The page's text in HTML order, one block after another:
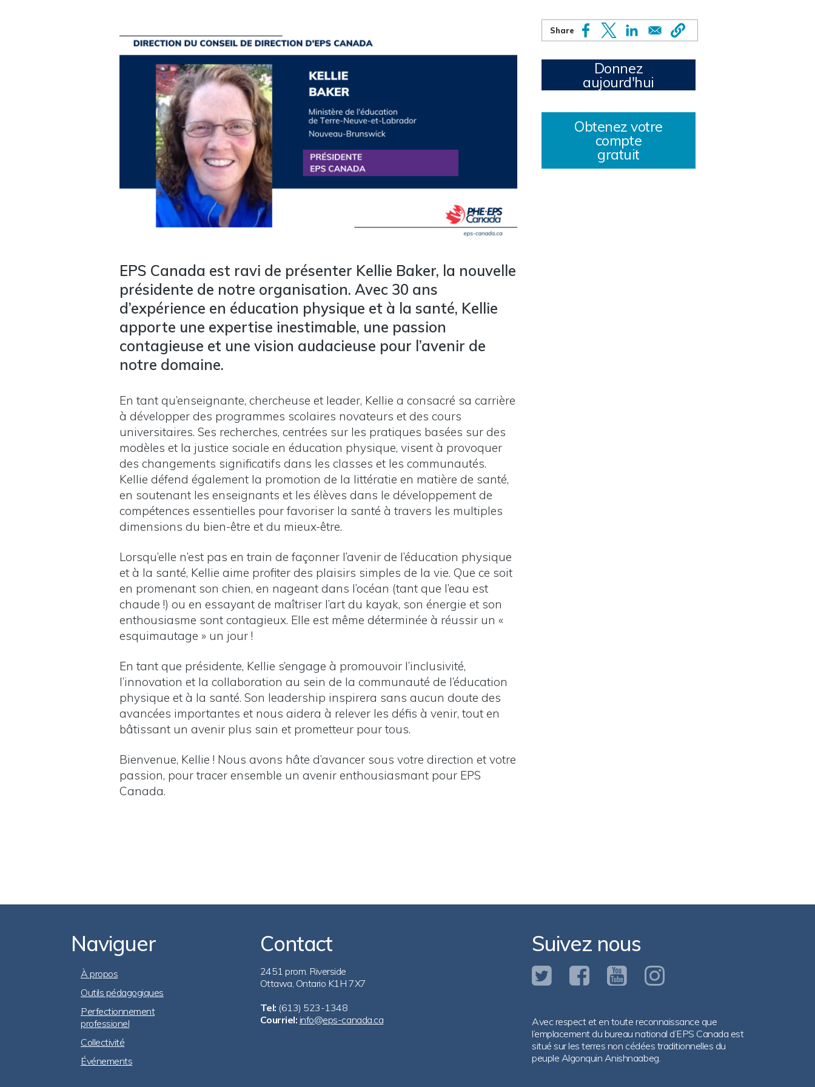
EPS Canada est ravi de présenter Kellie Baker, la nouvelle
présidente de notre organisation. Avec 30 ans
d’expérience en éducation physique et à la santé, Kellie
apporte une expertise inestimable, une passion
contagieuse et une vision audacieuse pour l’avenir de
notre domaine.
En tant qu’enseignante, chercheuse et leader, Kellie a consacré sa carrière
à développer des programmes scolaires novateurs et des cours
universitaires. Ses recherches, centrées sur les pratiques basées sur des
modèles et la justice sociale en éducation physique, visent à provoquer
des changements significatifs dans les classes et les communautés.
Kellie défend également la promotion de la littératie en matière de santé,
en soutenant les enseignants et les élèves dans le développement de
compétences essentielles pour favoriser la santé à travers les multiples
dimensions du bien-être et du mieux-être.
Lorsqu’elle n’est pas en train de façonner l’avenir de l’éducation physique
et à la santé, Kellie aime profiter des plaisirs simples de la vie. Que ce soit
en promenant son chien, en nageant dans l’océan (tant que l’eau est
chaude !) ou en essayant de maîtriser l’art du kayak, son énergie et son
enthousiasme sont contagieux. Elle est même déterminée à réussir un «
esquimautage » un jour !
En tant que présidente, Kellie s’engage à promouvoir l’inclusivité,
l’innovation et la collaboration au sein de la communauté de l’éducation
physique et à la santé. Son leadership inspirera sans aucun doute des
avancées importantes et nous aidera à relever les défis à venir, tout en
bâtissant un avenir plus sain et prometteur pour tous.
Bienvenue, Kellie ! Nous avons hâte d’avancer sous votre direction et votre
passion, pour tracer ensemble un avenir enthousiasmant pour EPS
Canada.
Donnez
aujourd'hui
Obtenez votre
compte
gratuit
Naviguer
Footer
Navigation
À propos
Outils pédagogiques
Perfectionnement
professionel
Collectivité
Événements
Contact
2451 prom. Riverside
Ottawa, Ontario K1H 7X7
Tel: (613) 523-1348
Courriel: info@eps-canada.ca
Suivez nous
Avec respect et en toute reconnaissance que
l’emplacement du bureau national d’EPS Canada est
situé sur les terres non cédées traditionnelles du
peuple Algonquin Anishnaabeg.